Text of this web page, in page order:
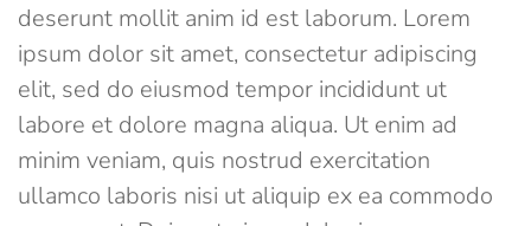
deserunt mollit anim id est laborum. Lorem
ipsum dolor sit amet, consectetur adipiscing
elit, sed do eiusmod tempor incididunt ut
labore et dolore magna aliqua. Ut enim ad
minim veniam, quis nostrud exercitation
ullamco laboris nisi ut aliquip ex ea commodo